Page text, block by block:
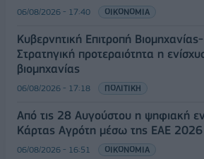
06/08/2026 - 17:40 ΟΙΚΟΝΟΜΙΑ
Κυβερνητική Επιτροπή
Στρατηγική προτεραιότητα η
βιομηχανίας
06/08/2026 - 17:18 ΠΟΛΙΤΙΚΗ
Από τις 28 Αυγούστου η ψηφιακή
Κάρτας Αγρότη μέσω της ΕΑΕ 2026
06/08/2026 - 16:51 ΟΙΚΟΝΟΜΙΑ